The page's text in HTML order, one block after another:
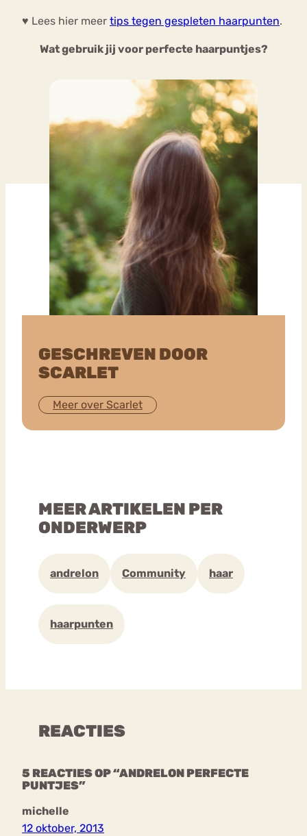
♥ Lees hier meer tips tegen gespleten haarpunten.
Wat gebruik jij voor perfecte haarpuntjes?
GESCHREVEN DOOR
SCARLET
Meer over Scarlet
MEER ARTIKELEN PER
ONDERWERP
andrelon Community haar
haarpunten
REACTIES
5 REACTIES OP “ANDRELON PERFECTE
PUNTJES”
michelle
12 oktober, 2013